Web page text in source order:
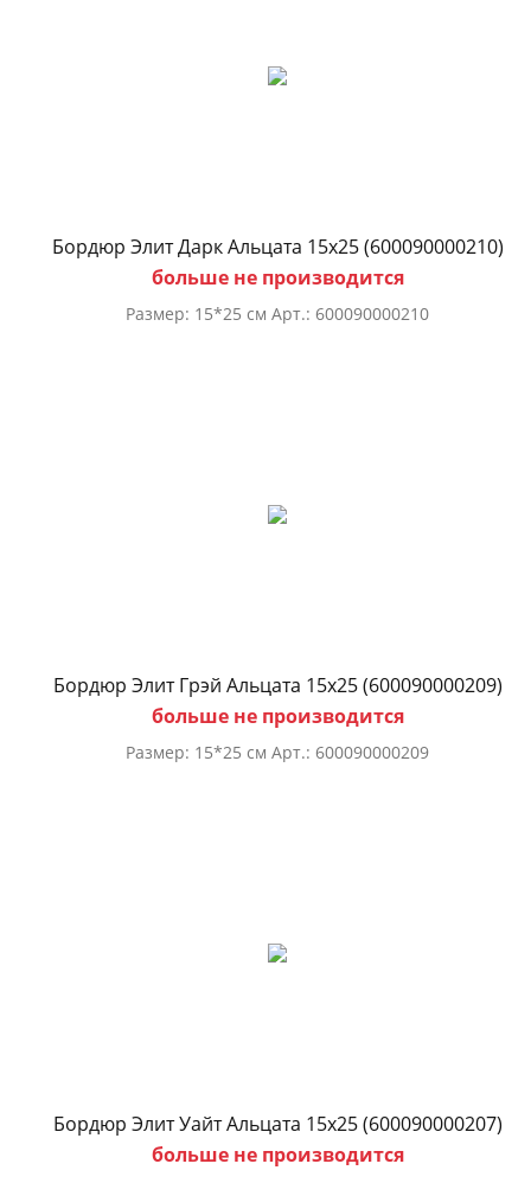
Бордюр Элит Дарк Альцата 15х25 (600090000210)
больше не производится
Размер: 15*25 см Арт.: 600090000210
Бордюр Элит Грэй Альцата 15х25 (600090000209)
больше не производится
Размер: 15*25 см Арт.: 600090000209
Бордюр Элит Уайт Альцата 15х25 (600090000207)
больше не производится